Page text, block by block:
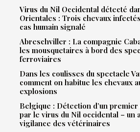
Virus du Nil Occidental détecté
Orientales : Trois chevaux
cas humain signalé
Abreschviller : La compagnie
les mousquetaires à bord des
ferroviaires
Dans les coulisses du spectacle
comment on habitue les chevaux
explosions
Belgique : Détection d’un
par le virus du Nil occidental – un
vigilance des vétérinaires